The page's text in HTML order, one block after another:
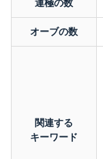
運極の数
オーブの数
関連する
キーワード